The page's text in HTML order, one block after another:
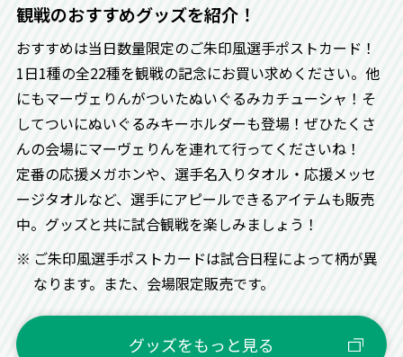
VICTORYウォーク
観戦のおすすめグッズを紹介！
おすすめは当日数量限定のご朱印風選手ポストカード！
1日1種の全22種を観戦の記念にお買い求めください。他
にもマーヴェりんがついたぬいぐるみカチューシャ！そ
してついにぬいぐるみキーホルダーも登場！ぜひたくさ
んの会場にマーヴェりんを連れて行ってくださいね！
定番の応援メガホンや、選手名入りタオル・応援メッセ
ージタオルなど、選手にアピールできるアイテムも販売
中。グッズと共に試合観戦を楽しみましょう！
ご朱印風選手ポストカードは試合日程によって柄が異
なります。また、会場限定販売です。
グッズをもっと見る